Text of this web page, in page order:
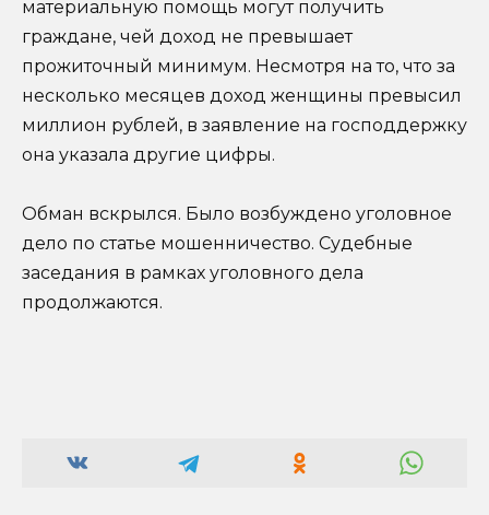
материальную помощь могут получить
граждане, чей доход не превышает
прожиточный минимум. Несмотря на то, что за
несколько месяцев доход женщины превысил
миллион рублей, в заявление на господдержку
она указала другие цифры.
Обман вскрылся. Было возбуждено уголовное
дело по статье мошенничество. Судебные
заседания в рамках уголовного дела
продолжаются.